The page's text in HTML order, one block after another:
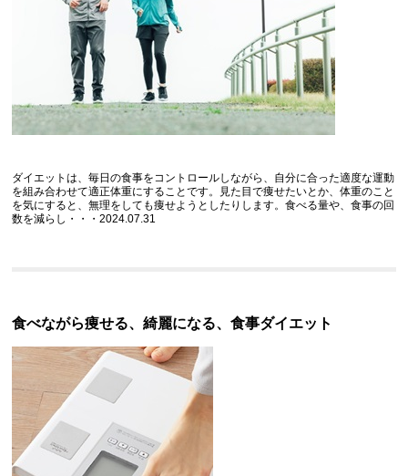
ダイエットは、毎日の食事をコントロールしながら、自分に合った適度な運動
を組み合わせて適正体重にすることです。見た目で痩せたいとか、体重のこと
を気にすると、無理をしても痩せようとしたりします。食べる量や、食事の回
数を減らし・・・2024.07.31
食べながら痩せる、綺麗になる、食事ダイエット